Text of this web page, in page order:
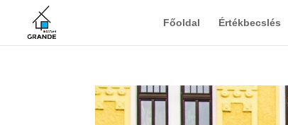
Főoldal Értékbecslés